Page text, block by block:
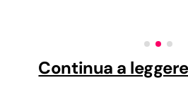
Continua a